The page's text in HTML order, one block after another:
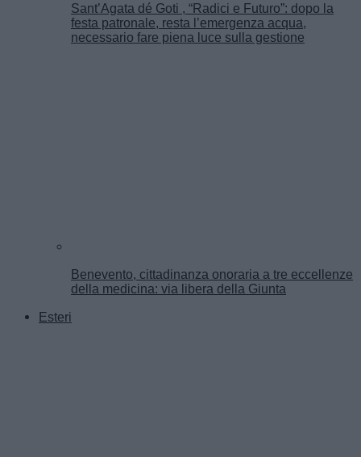
Sant’Agata dé Goti , “Radici e Futuro”: dopo la
festa patronale, resta l’emergenza acqua,
necessario fare piena luce sulla gestione
Benevento, cittadinanza onoraria a tre eccellenze
della medicina: via libera della Giunta
Esteri